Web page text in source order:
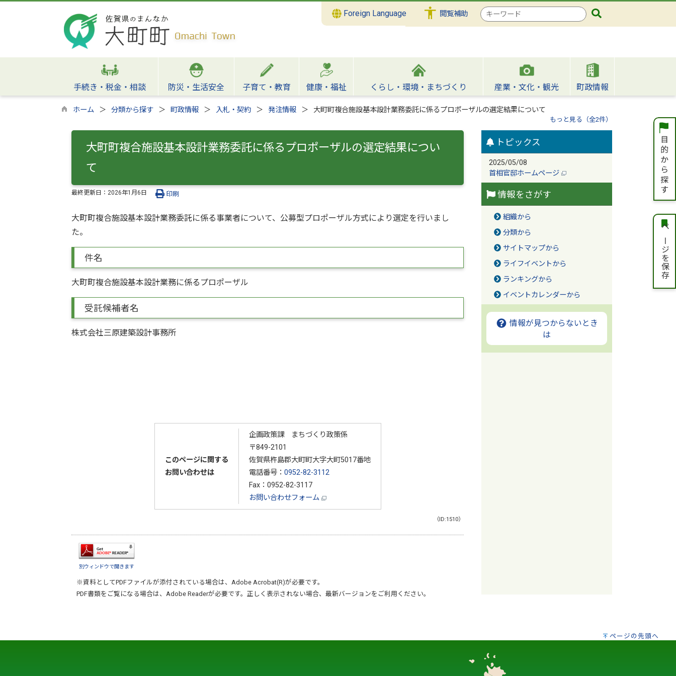
Foreign Language 閲覧補助
検
索
手続き・税金・相談 防災・生活安全 子育て・教育 健康・福祉 くらし・環境・まちづくり 産業・文化・観光 町政情報
ホーム 分類から探す 町政情報 入札・契約 発注情報 大町町複合施設基本設計業務委託に係るプロポーザルの選定結果について
もっと見る（全2件）
大町町複合施設基本設計業務委託に係るプロポーザルの選定結果につい
て
最終更新日： 2026年1月6日 印刷
大町町複合施設基本設計業務委託に係る事業者について、公募型プロポーザル方式により選定を行いまし
た。
件名
大町町複合施設基本設計業務に係るプロポーザル
受託候補者名
株式会社三原建築設計事務所
このページに関する
お問い合わせは
企画政策課 まちづくり政策係
〒849-2101
佐賀県杵島郡大町町大字大町5017番地
電話番号： 0952-82-3112
Fax：0952-82-3117
お問い合わせフォーム
（ID:1510）
別ウィンドウで開きます
※資料としてPDFファイルが添付されている場合は、 Adobe Acrobat(R)が必要です。
PDF書類をご覧になる場合は、 Adobe Readerが必要です。正しく表示されない場合、最新バージョンをご利用ください。
トピックス
2025/05/08
首相官邸ホームページ
情報をさがす
組織から
分類から
サイトマップから
ライフイベントから
ランキングから
イベントカレンダーから
情報が見つからないとき
は
ページの先頭へ
ページを保存